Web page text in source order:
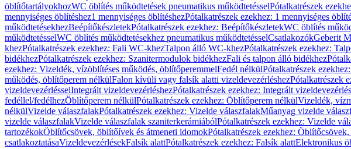
öblítőtartályokhozWC öblítés működtetések pneumatikus működtetésselPótalkatrészek
mennyiséges öblítéshez1 mennyiséges öblítéshezPótalkatrészek ezekhez: 1 mennyiséges
működtetésekhezBeépítőkészletekPótalkatrészek ezekhez: BeépítőkészletekWC öblítés
működtetésselWC öblítés működtetésekhez pneumatikus működtetésselCsatlakozókGeberit
khezPótalkatrészek ezekhez: Fali WC-khezTalpon álló WC-khezPótalkatrészek ezekhez:
bidékhezPótalkatrészek ezekhez: Szanitermodulok bidékhezFali és talpon álló bidékhez
ezekhez: Vizeldék, vízöblítéses működés, öblítőperemmelFedél nélkülPótalkatrészek
működés, öblítőperem nélkülFalon kívüli vagy falsík alatti vizeldevezérléshezPótalkatrészek
vizeldevezérlésselIntegrált vizeldevezérléshezPótalkatrészek ezekhez: Integrált
fedéllel/fedélhezÖblítőperem nélkülPótalkatrészek ezekhez: Öblítőperem nélkülVizeldék,
nélkülVizelde válaszfalakPótalkatrészek ezekhez: Vizelde válaszfalakMűanyag vizelde
vizelde válaszfalakVizelde válaszfalak szaniterkerámiábólPótalkatrészek ezekhez: Vizelde
tartozékokÖblítőcsövek, öblítőívek és átmeneti idomokPótalkatrészek ezekhez:
csatlakoztatásaVizeldevezérlésekFalsík alattPótalkatrészek ezekhez: Falsík alattElektronikus